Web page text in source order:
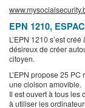
EPN 1210,
L’EPN 1210 s’est
désireux de créer
citoyen.
L’EPN propose 25
une cloison amovible.
Il est ouvert à tous les
à utiliser les